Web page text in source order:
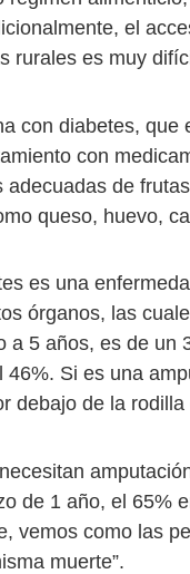
el
rurales es muy
con diabetes,
con
de
queso, huevo,
es una
órganos, las
a 5 años, es de un
Si es una
debajo de la
de 1 año, el 65%
vemos como las
muerte”.